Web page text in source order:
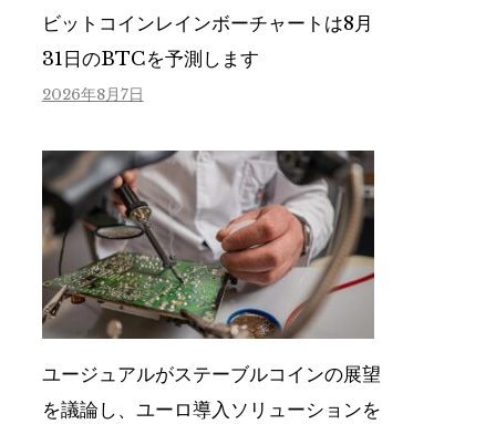
ビットコインレインボーチャートは8月
31日のBTCを予測します
2026年8月7日
ユージュアルがステーブルコインの展望
を議論し、ユーロ導入ソリューションを